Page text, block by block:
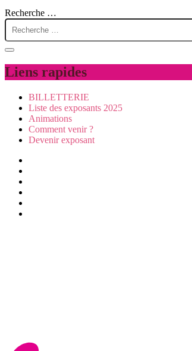
Recherche …
Liens rapides
BILLETTERIE
Liste des exposants 2025
Animations
Comment venir ?
Devenir exposant